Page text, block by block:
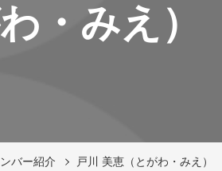
・みえ）
ンバー紹介 戸川 美恵（とがわ・みえ）